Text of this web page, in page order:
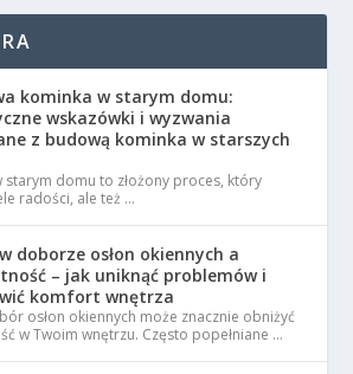
kominka w starym domu:
wskazówki i wyzwania
z budową kominka w starszych
starym domu to złożony proces, który
radości, ale też …
w doborze osłon okiennych a
– jak uniknąć problemów i
komfort wnętrza
osłon okiennych może znacznie obniżyć
w Twoim wnętrzu. Często popełniane …